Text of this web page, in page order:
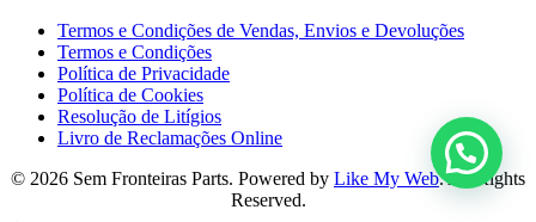
Termos e Condições de Vendas, Envios e Devoluções
Termos e Condições
Política de Privacidade
Política de Cookies
Resolução de Litígios
Livro de Reclamações Online
© 2026 Sem Fronteiras Parts. Powered by Like My Web. All Rights
Reserved.